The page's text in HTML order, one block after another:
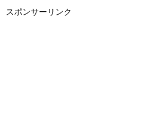
スポンサーリンク